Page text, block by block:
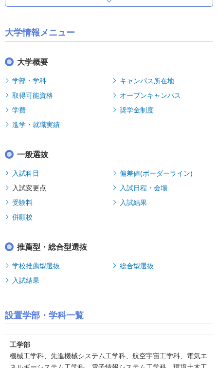
大学情報メニュー
大学概要
学部・学科
キャンパス所在地
取得可能資格
オープンキャンパス
学費
奨学金制度
進学・就職実績
一般選抜
入試科目
偏差値(ボーダーライン)
入試変更点
入試日程・会場
受験料
入試結果
併願校
推薦型・総合型選抜
学校推薦型選抜
総合型選抜
入試結果
設置学部・学科一覧
工学部
機械工学科、先進機械システム工学科、航空宇宙工学科、電気エ